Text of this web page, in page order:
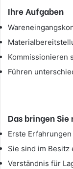
Ihre Aufgaben
Kommissionieren
Führen
Das bringen Sie
Erste
Sie sind im Besitz
Verständnis für